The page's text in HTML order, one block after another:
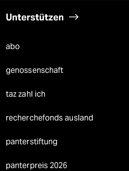
Unterstützen
abo
genossenschaft
taz zahl ich
recherchefonds ausland
panterstiftung
panterpreis 2026